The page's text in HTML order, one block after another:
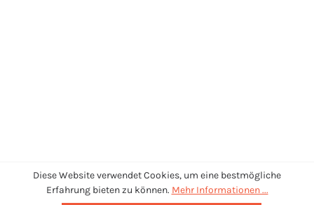
Diese Website verwendet Cookies, um eine bestmögliche
Erfahrung bieten zu können. Mehr Informationen ...